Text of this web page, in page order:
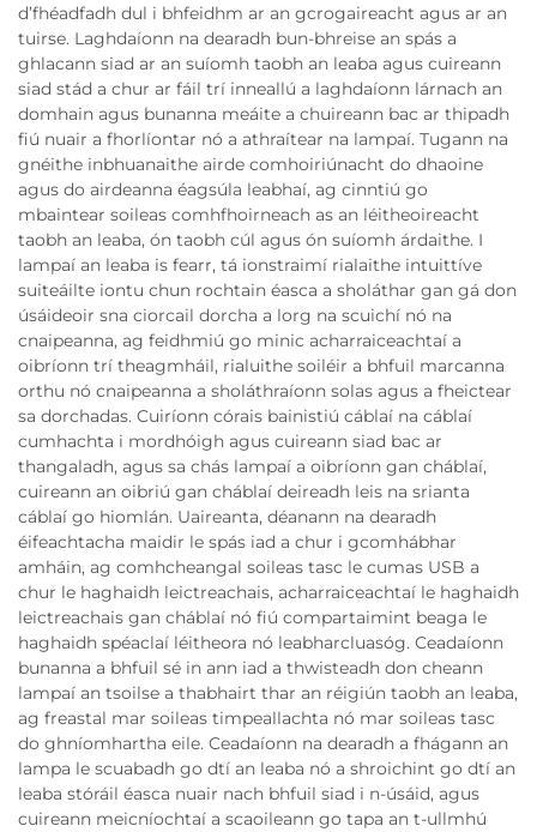
d’fhéadfadh dul i bhfeidhm ar an gcrogaireacht agus ar an
tuirse. Laghdaíonn na dearadh bun-bhreise an spás a
ghlacann siad ar an suíomh taobh an leaba agus cuireann
siad stád a chur ar fáil trí inneallú a laghdaíonn lárnach an
domhain agus bunanna meáite a chuireann bac ar thipadh
fiú nuair a fhorlíontar nó a athraítear na lampaí. Tugann na
gnéithe inbhuanaithe airde comhoiriúnacht do dhaoine
agus do airdeanna éagsúla leabhaí, ag cinntiú go
mbaintear soileas comhfhoirneach as an léitheoireacht
taobh an leaba, ón taobh cúl agus ón suíomh árdaithe. I
lampaí an leaba is fearr, tá ionstraimí rialaithe intuittíve
suiteáilte iontu chun rochtain éasca a sholáthar gan gá don
úsáideoir sna ciorcail dorcha a lorg na scuichí nó na
cnaipeanna, ag feidhmiú go minic acharraiceachtaí a
oibríonn trí theagmháil, rialuithe soiléir a bhfuil marcanna
orthu nó cnaipeanna a sholáthraíonn solas agus a fheictear
sa dorchadas. Cuiríonn córais bainistiú cáblaí na cáblaí
cumhachta i mordhóigh agus cuireann siad bac ar
thangaladh, agus sa chás lampaí a oibríonn gan cháblaí,
cuireann an oibriú gan cháblaí deireadh leis na srianta
cáblaí go hiomlán. Uaireanta, déanann na dearadh
éifeachtacha maidir le spás iad a chur i gcomhábhar
amháin, ag comhcheangal soileas tasc le cumas USB a
chur le haghaidh leictreachais, acharraiceachtaí le haghaidh
leictreachais gan cháblaí nó fiú compartaimint beaga le
haghaidh spéaclaí léitheora nó leabharcluasóg. Ceadaíonn
bunanna a bhfuil sé in ann iad a thwisteadh don cheann
lampaí an tsoilse a thabhairt thar an réigiún taobh an leaba,
ag freastal mar soileas timpeallachta nó mar soileas tasc
do ghníomhartha eile. Ceadaíonn na dearadh a fhágann an
lampa le scuabadh go dtí an leaba nó a shroichint go dtí an
leaba stóráil éasca nuair nach bhfuil siad i n-úsáid, agus
cuireann meicníochtaí a scaoileann go tapa an t-ullmhú